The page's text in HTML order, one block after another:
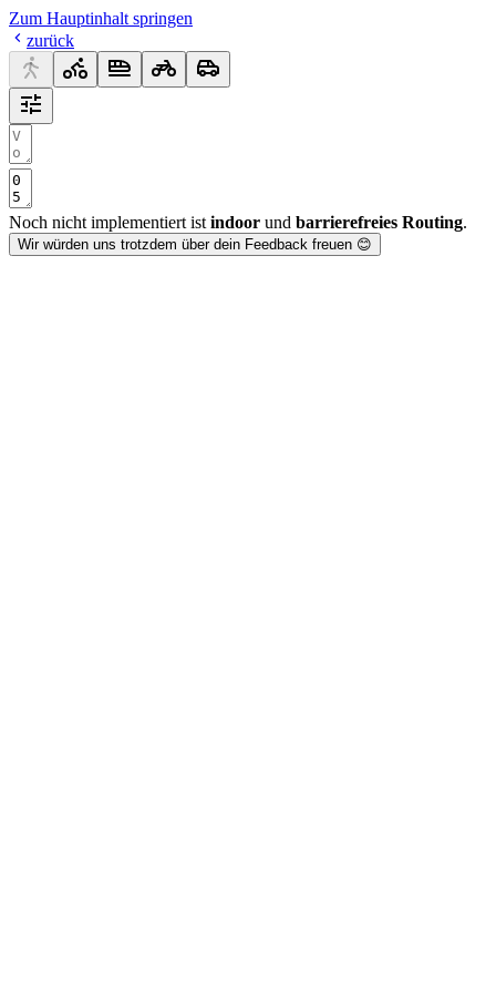
Zum Hauptinhalt springen
zurück
Noch nicht implementiert ist indoor und barrierefreies Routing.
Wir würden uns trotzdem über dein Feedback freuen 😊